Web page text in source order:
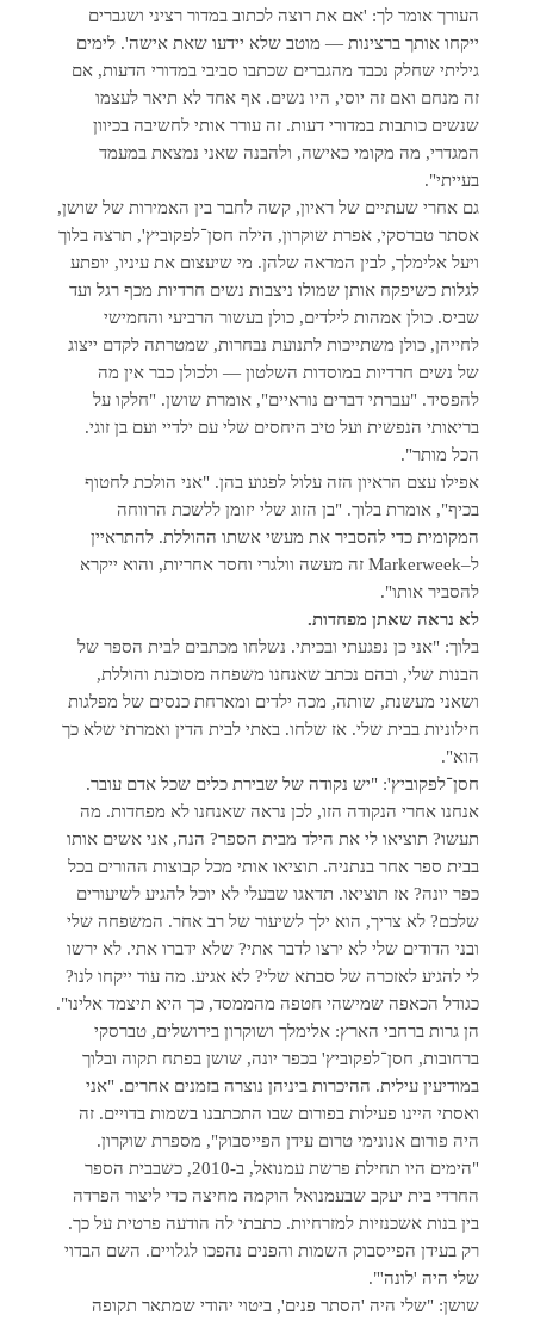
העורך אומר לך: 'אם את רוצה לכתוב במדור רציני ושגברים
ייקחו אותך ברצינות — מוטב שלא יידעו שאת אישה'. לימים
גיליתי שחלק נכבד מהגברים שכתבו סביבי במדורי הדעות, אם
זה מנחם ואם זה יוסי, היו נשים. אף אחד לא תיאר לעצמו
שנשים כותבות במדורי דעות. זה עורר אותי לחשיבה בכיוון
המגדרי, מה מקומי כאישה, ולהבנה שאני נמצאת במעמד
בעייתי".
גם אחרי שעתיים של ראיון, קשה לחבר בין האמירות של שושן,
אסתר טברסקי, אפרת שוקרון, הילה חסן־לפקוביץ', תרצה בלוך
ויעל אלימלך, לבין המראה שלהן. מי שיעצום את עיניו, יופתע
לגלות כשיפקח אותן שמולו ניצבות נשים חרדיות מכף רגל ועד
שביס. כולן אמהות לילדים, כולן בעשור הרביעי והחמישי
לחייהן, כולן משתייכות לתנועת נבחרות, שמטרתה לקדם ייצוג
של נשים חרדיות במוסדות השלטון — ולכולן כבר אין מה
להפסיד. "עברתי דברים נוראיים", אומרת שושן. "חלקו על
בריאותי הנפשית ועל טיב היחסים שלי עם ילדיי ועם בן זוגי.
הכל מותר".
אפילו עצם הראיון הזה עלול לפגוע בהן. "אני הולכת לחטוף
בכיף", אומרת בלוך. "בן הזוג שלי יזומן ללשכת הרווחה
המקומית כדי להסביר את מעשי אשתו ההוללת. להתראיין
ל–Markerweek זה מעשה וולגרי וחסר אחריות, והוא ייקרא
להסביר אותו".
לא נראה שאתן מפחדות.
בלוך: "אני כן נפגעתי ובכיתי. נשלחו מכתבים לבית הספר של
הבנות שלי, ובהם נכתב שאנחנו משפחה מסוכנת והוללת,
ושאני מעשנת, שותה, מכה ילדים ומארחת כנסים של מפלגות
חילוניות בבית שלי. אז שלחו. באתי לבית הדין ואמרתי שלא כך
הוא".
חסן־לפקוביץ': "יש נקודה של שבירת כלים שכל אדם עובר.
אנחנו אחרי הנקודה הזו, לכן נראה שאנחנו לא מפחדות. מה
תעשו? תוציאו לי את הילד מבית הספר? הנה, אני אשים אותו
בבית ספר אחר בנתניה. תוציאו אותי מכל קבוצות ההורים בכל
כפר יונה? אז תוציאו. תדאגו שבעלי לא יוכל להגיע לשיעורים
שלכם? לא צריך, הוא ילך לשיעור של רב אחר. המשפחה שלי
ובני הדודים שלי לא ירצו לדבר אתי? שלא ידברו אתי. לא ירשו
לי להגיע לאזכרה של סבתא שלי? לא אגיע. מה עוד ייקחו לנו?
כגודל הכאפה שמישהי חטפה מהממסד, כך היא תיצמד אלינו".
הן גרות ברחבי הארץ: אלימלך ושוקרון בירושלים, טברסקי
ברחובות, חסן־לפקוביץ' בכפר יונה, שושן בפתח תקוה ובלוך
במודיעין עילית. ההיכרות ביניהן נוצרה בזמנים אחרים. "אני
ואסתי היינו פעילות בפורום שבו התכתבנו בשמות בדויים. זה
היה פורום אנונימי טרום עידן הפייסבוק", מספרת שוקרון.
"הימים היו תחילת פרשת עמנואל, ב-2010, כשבבית הספר
החרדי בית יעקב שבעמנואל הוקמה מחיצה כדי ליצור הפרדה
בין בנות אשכנזיות למזרחיות. כתבתי לה הודעה פרטית על כך.
רק בעידן הפייסבוק השמות והפנים נהפכו לגלויים. השם הבדוי
שלי היה 'לונה'".
שושן: "שלי היה 'הסתר פנים', ביטוי יהודי שמתאר תקופה